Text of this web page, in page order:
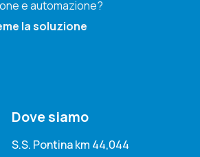
e automazione?
la soluzione
Dove siamo
S.S. Pontina km 44,044